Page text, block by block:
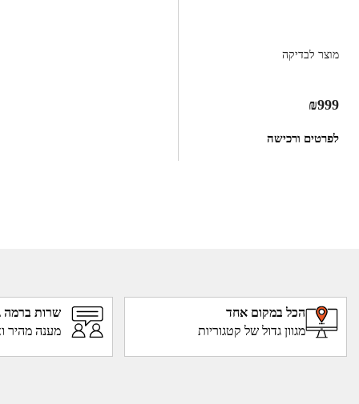
מוצר לבדיקה
₪999
לפרטים ורכישה
הכל במקום אחד
מגוון גדול של קטגוריות
שרות ברמה
מענה מהיר